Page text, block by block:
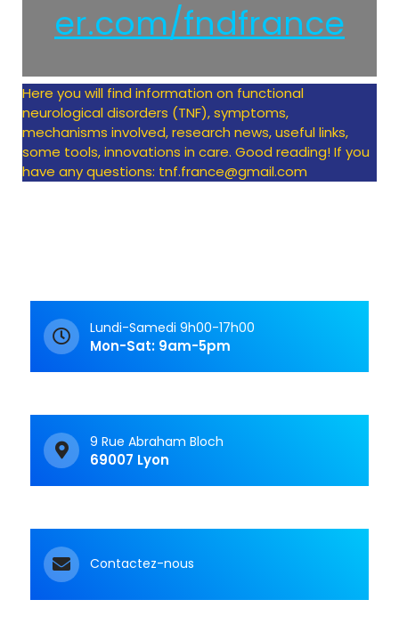
er.com/fndfrance
Here you will find information on functional
neurological disorders (TNF), symptoms,
mechanisms involved, research news, useful links,
some tools, innovations in care. Good reading! If you
have any questions: tnf.france@gmail.com
Lundi-Samedi 9h00-17h00
Mon-Sat: 9am-5pm
9 Rue Abraham Bloch
69007 Lyon
Contactez-nous